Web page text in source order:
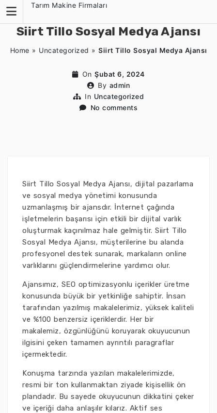
content
Tarım Makine Firmaları
Siirt Tillo Sosyal Medya Ajansı
Home » Uncategorized » Siirt Tillo Sosyal Medya Ajansı
On Şubat 6, 2024
By admin
In Uncategorized
No comments
Siirt Tillo Sosyal Medya Ajansı, dijital pazarlama
ve sosyal medya yönetimi konusunda
uzmanlaşmış bir ajansdır. İnternet çağında
işletmelerin başarısı için etkili bir dijital varlık
oluşturmak kaçınılmaz hale gelmiştir. Siirt Tillo
Sosyal Medya Ajansı, müşterilerine bu alanda
profesyonel destek sunarak, markaların online
varlıklarını güçlendirmelerine yardımcı olur.
Ajansımız, SEO optimizasyonlu içerikler üretme
konusunda büyük bir yetkinliğe sahiptir. İnsan
tarafından yazılmış makalelerimiz, yüksek kaliteli
ve %100 benzersiz içeriklerdir. Her bir
makalemiz, özgünlüğünü koruyarak okuyucunun
ilgisini çeken tamamen ayrıntılı paragraflar
içermektedir.
Konuşma tarzında yazılan makalelerimizde,
resmi bir ton kullanmaktan ziyade kişisellik ön
plandadır. Bu sayede okuyucunun dikkatini çeker
ve içeriği daha anlaşılır kılarız. Aktif ses